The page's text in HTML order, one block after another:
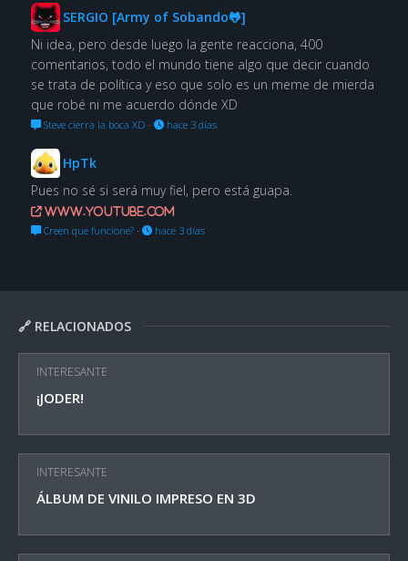
🔗 RELACIONADOS
INTERESANTE
¡JODER!
INTERESANTE
ÁLBUM DE VINILO IMPRESO EN 3D
SERGIO [Army of Sobando🐸]
Ni idea, pero desde luego la gente reacciona, 400
comentarios, todo el mundo tiene algo que decir cuando
se trata de política y eso que solo es un meme de mierda
que robé ni me acuerdo dónde XD
Steve cierra la boca XD · hace 3 días
HpTk
Pues no sé si será muy fiel, pero está guapa.
www.youtube.com
Creen que funcione?· hace 3 días